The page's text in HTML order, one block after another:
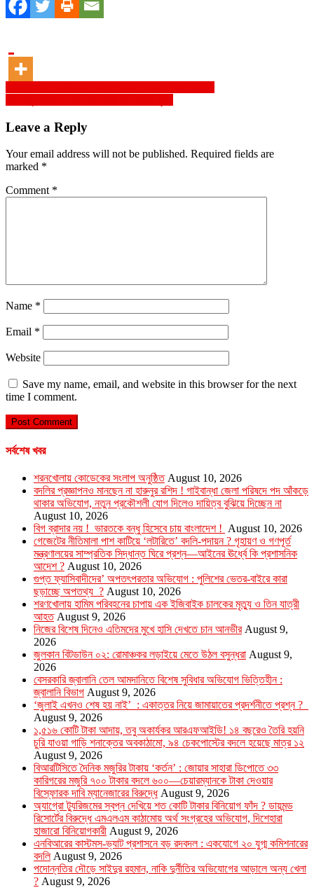
Post
navigation
Leave a Reply
Your email address will not be published. Required fields are
marked *
Comment *
Name *
Email *
Website
Save my name, email, and website in this browser for the next
time I comment.
সর্বশেষ খবর
শরনখোলায় কোডেকের সংলাপ অনুষ্ঠিত August 10, 2026
বদলির প্রজ্ঞাপনও মানছেন না হারুনুর রশিদ ! গাইবান্ধা জেলা পরিষদে পদ আঁকড়ে
থাকার অভিযোগ, নতুন প্রকৌশলী যোগ দিলেও দায়িত্ব বুঝিয়ে দিচ্ছেন না
August 10, 2026
বিগ ব্রাদার নয় ! ভারতকে বন্ধু হিসেবে চায় বাংলাদেশ ! August 10, 2026
গেজেটের নীতিমালা পাশ কাটিয়ে ‘লটারিতে’ বদলি-পদায়ন ? গৃহায়ণ ও গণপূর্ত
মন্ত্রণালয়ের সাম্প্রতিক সিদ্ধান্ত ঘিরে প্রশ্ন—আইনের ঊর্ধ্বে কি প্রশাসনিক
আদেশ ? August 10, 2026
গুপ্ত ফ্যাসিবাদীদের’ অপতৎপরতার অভিযোগ : পুলিশের ভেতর-বাইরে কারা
ছড়াচ্ছে অপতথ্য ? August 10, 2026
শরণখোলায় হামিম পরিবহনের চাপায় এক ইজিবাইক চালকের মৃত্যু ও তিন যাত্রী
আহত August 9, 2026
নিজের বিশেষ দিনেও এতিমদের মুখে হাসি দেখতে চান আনভীর August 9,
2026
জুলকান বিটডাউন ০২: রোমাঞ্চকর লড়াইয়ে মেতে উঠল বসুন্ধরা August 9,
2026
বেসরকারি জ্বালানি তেল আমদানিতে বিশেষ সুবিধার অভিযোগ ভিত্তিহীন :
জ্বালানি বিভাগ August 9, 2026
‘জুলাই এখনও শেষ হয় নাই’ : একাত্তর নিয়ে জামায়াতের প্রদর্শনীতে প্রশ্ন ?
August 9, 2026
১,৫১৬ কোটি টাকা আদায়, তবু অকার্যকর আরএফআইডি! ১৪ বছরেও তৈরি হয়নি
চুরি যাওয়া গাড়ি শনাক্তের অবকাঠামো, ৯৪ চেকপোস্টের বদলে হয়েছে মাত্র ১২
August 9, 2026
বিআরটিসিতে দৈনিক মজুরির টাকায় ‘কর্তন’ : জোয়ার সাহারা ডিপোতে ৩৩
কারিগরের মজুরি ৭০০ টাকার বদলে ৬০০—চেয়ারম্যানকে টাকা দেওয়ার
বিস্ফোরক দাবি ম্যানেজারের বিরুদ্ধে August 9, 2026
অ্যাগ্রো ট্যুরিজমের স্বপ্ন দেখিয়ে শত কোটি টাকার বিনিয়োগ ফাঁদ ? ডায়মন্ড
রিসোর্টের বিরুদ্ধে এমএলএম কাঠামোয় অর্থ সংগ্রহের অভিযোগ, দিশেহারা
হাজারো বিনিয়োগকারী August 9, 2026
এনবিআরের কাস্টমস-ভ্যাট প্রশাসনে বড় রদবদল : একযোগে ২০ যুগ্ম কমিশনারের
বদলি August 9, 2026
পদোন্নতির দৌড়ে সাইদুর রহমান, নাকি দুর্নীতির অভিযোগের আড়ালে অন্য খেলা
? August 9, 2026